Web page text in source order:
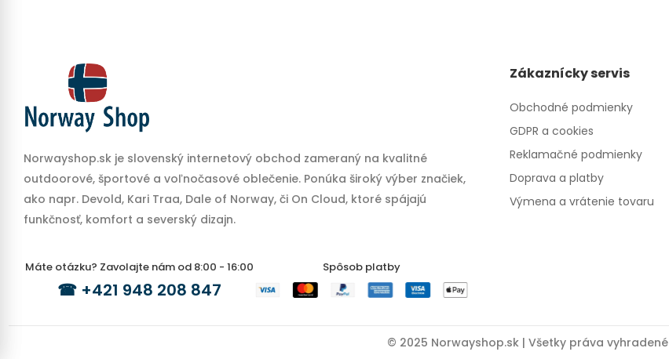
Norwayshop.sk je slovenský internetový obchod zameraný na kvalitné
outdoorové, športové a voľnočasové oblečenie. Ponúka široký výber značiek,
ako napr. Devold, Kari Traa, Dale of Norway, či On Cloud, ktoré spájajú
funkčnosť, komfort a severský dizajn.
Máte otázku? Zavolajte nám od 8:00 - 16:00
☎ +421 948 208 847
Spôsob platby
Zákaznícky servis
Obchodné podmienky
GDPR a cookies
Reklamačné podmienky
Doprava a platby
Výmena a vrátenie tovaru
© 2025 Norwayshop.sk | Všetky práva vyhradené